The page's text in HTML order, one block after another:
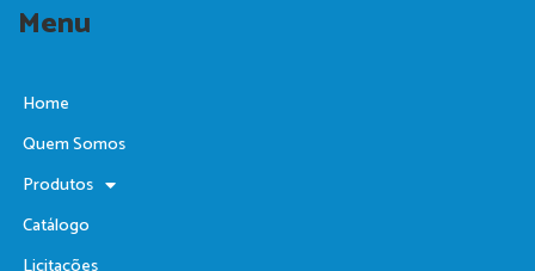
Menu
Home
Quem Somos
Produtos
Catálogo